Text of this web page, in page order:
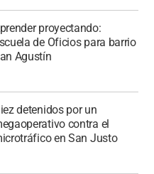
proyectando:
de Oficios para barrio
Agustín
detenidos por un
contra el
en San Justo